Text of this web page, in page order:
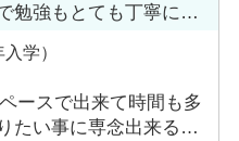
勉強もとても丁寧に教
入学）
ースで出来て時間も多
たい事に専念出来る点